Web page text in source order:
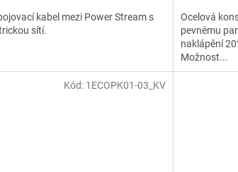
kabel mezi Power Stream s
sítí.
Ocelová
pevnému
naklápění
Možnost...
Kód: 1ECOPK01-03_KV